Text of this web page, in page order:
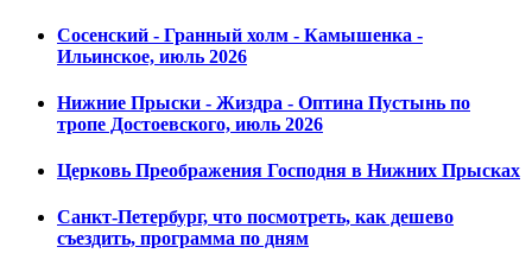
Сосенский - Гранный холм - Камышенка -
Ильинское, июль 2026
Нижние Прыски - Жиздра - Оптина Пустынь по
тропе Достоевского, июль 2026
Церковь Преображения Господня в Нижних Прысках
Санкт-Петербург, что посмотреть, как дешево
съездить, программа по дням